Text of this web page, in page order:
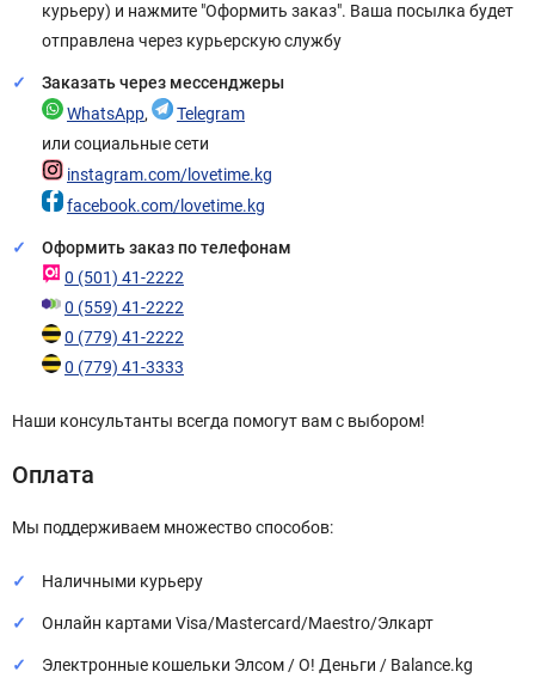
курьеру) и нажмите "Оформить заказ". Ваша посылка будет
отправлена через курьерскую службу
Заказать через мессенджеры
WhatsApp,
Telegram
или социальные сети
instagram.com/lovetime.kg
facebook.com/lovetime.kg
Оформить заказ по телефонам
0 (501) 41-2222
0 (559) 41-2222
0 (779) 41-2222
0 (779) 41-3333
Наши консультанты всегда помогут вам с выбором!
Оплата
Мы поддерживаем множество способов:
Наличными курьеру
Онлайн картами Visa/Mastercard/Maestro/Элкарт
Электронные кошельки Элсом / О! Деньги / Balance.kg